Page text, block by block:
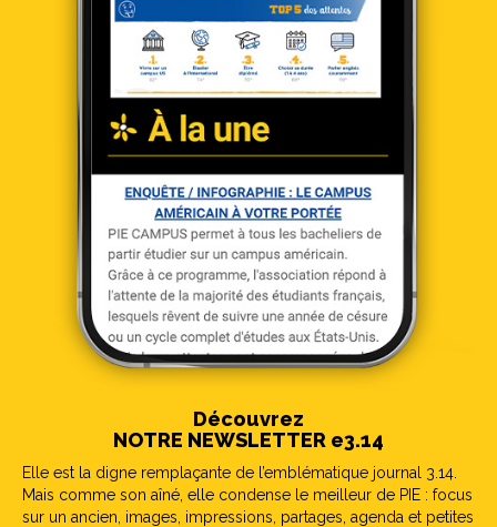
Découvrez
NOTRE NEWSLETTER e3.14
Elle est la digne remplaçante de l’emblématique journal 3.14.
Mais comme son aîné, elle condense le meilleur de PIE : focus
sur un ancien, images, impressions, partages, agenda et petites